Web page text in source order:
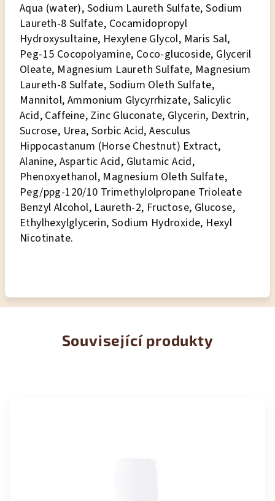
Aqua (water), Sodium Laureth Sulfate, Sodium
Laureth-8 Sulfate, Cocamidopropyl
Hydroxysultaine, Hexylene Glycol, Maris Sal,
Peg-15 Cocopolyamine, Coco-glucoside, Glyceril
Oleate, Magnesium Laureth Sulfate, Magnesium
Laureth-8 Sulfate, Sodium Oleth Sulfate,
Mannitol, Ammonium Glycyrrhizate, Salicylic
Acid, Caffeine, Zinc Gluconate, Glycerin, Dextrin,
Sucrose, Urea, Sorbic Acid, Aesculus
Hippocastanum (Horse Chestnut) Extract,
Alanine, Aspartic Acid, Glutamic Acid,
Phenoxyethanol, Magnesium Oleth Sulfate,
Peg/ppg-120/10 Trimethylolpropane Trioleate
Benzyl Alcohol, Laureth-2, Fructose, Glucose,
Ethylhexylglycerin, Sodium Hydroxide, Hexyl
Nicotinate.
Související produkty